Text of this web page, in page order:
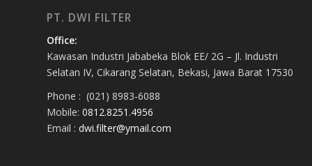
PT. DWI FILTER
Office:
Kawasan Industri Jababeka Blok EE/ 2G – Jl. Industri
Selatan IV, Cikarang Selatan, Bekasi, Jawa Barat 17530
Phone : (021) 8983-6088
Mobile: 0812.8251.4956
Email : dwi.filter@ymail.com